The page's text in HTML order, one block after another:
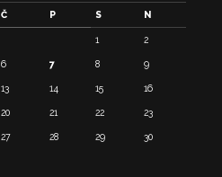
Č P S N
1 2
6 7 8 9
13 14 15 16
20 21 22 23
27 28 29 30